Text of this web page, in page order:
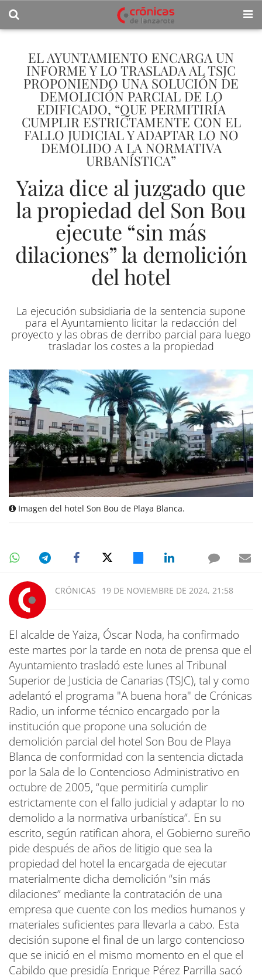
EL AYUNTAMIENTO ENCARGA UN
INFORME Y LO TRASLADA AL TSJC
PROPONIENDO UNA SOLUCIÓN DE
DEMOLICIÓN PARCIAL DE LO
EDIFICADO, “QUE PERMITIRÍA
CUMPLIR ESTRICTAMENTE CON EL
FALLO JUDICIAL Y ADAPTAR LO NO
DEMOLIDO A LA NORMATIVA
URBANÍSTICA”
Yaiza dice al juzgado que
la propiedad del Son Bou
ejecute “sin más
dilaciones” la demolición
del hotel
La ejecución subsidiaria de la sentencia supone
para el Ayuntamiento licitar la redacción del
proyecto y las obras de derribo parcial para luego
trasladar los costes a la propiedad
Imagen del hotel Son Bou de Playa Blanca.
CRÓNICAS 19 DE NOVIEMBRE DE 2024, 21:58
El alcalde de Yaiza, Óscar Noda, ha confirmado
este martes por la tarde en nota de prensa que el
Ayuntamiento trasladó este lunes al Tribunal
Superior de Justicia de Canarias (TSJC), tal y como
adelantó el programa "A buena hora" de Crónicas
Radio, un informe técnico encargado por la
institución que propone una solución de
demolición parcial del hotel Son Bou de Playa
Blanca de conformidad con la sentencia dictada
por la Sala de lo Contencioso Administrativo en
octubre de 2005, “que permitiría cumplir
estrictamente con el fallo judicial y adaptar lo no
demolido a la normativa urbanística”. En su
escrito, según ratifican ahora, el Gobierno sureño
pide después de años de litigio que sea la
propiedad del hotel la encargada de ejecutar
materialmente dicha demolición “sin más
dilaciones” mediante la contratación de una
empresa que cuente con los medios humanos y
materiales suficientes para llevarla a cabo. Esta
decisión supone el final de un largo contencioso
que se inició en el mismo momento en el que el
Cabildo que presidía Enrique Pérez Parrilla sacó